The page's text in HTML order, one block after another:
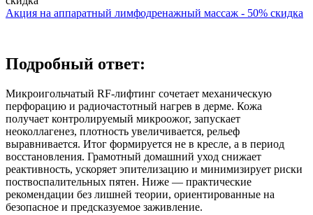
Акция на аппаратный лимфодренажный массаж - 50% скидка
Подробный ответ:
Микроигольчатый RF-лифтинг сочетает механическую
перфорацию и радиочастотный нагрев в дерме. Кожа
получает контролируемый микроожог, запускает
неоколлагенез, плотность увеличивается, рельеф
выравнивается. Итог формируется не в кресле, а в период
восстановления. Грамотный домашний уход снижает
реактивность, ускоряет эпителизацию и минимизирует риски
поствоспалительных пятен. Ниже — практические
рекомендации без лишней теории, ориентированные на
безопасное и предсказуемое заживление.